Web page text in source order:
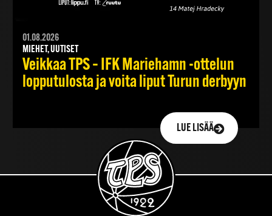
01.08.2026
MIEHET, UUTISET
Veikkaa TPS – IFK Mariehamn -ottelun
lopputulosta ja voita liput Turun derbyyn
LUE LISÄÄ